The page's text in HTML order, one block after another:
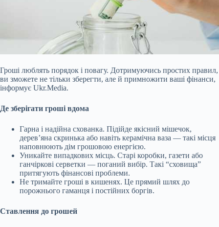
Гроші люблять порядок і повагу. Дотримуючись простих правил,
ви зможете не тільки зберегти, але й примножити ваші фінанси,
інформує Ukr.Media.
Де зберігати гроші вдома
Гарна і надійна схованка. Підійде якісний мішечок,
дерев’яна скринька або навіть керамічна ваза — такі місця
наповнюють дім грошовою енергією.
Уникайте випадкових місць. Старі коробки, газети або
ганчіркові серветки — поганий вибір. Такі “сховища”
притягують фінансові проблеми.
Не тримайте гроші в кишенях. Це прямий шлях до
порожнього гаманця і постійних боргів.
Ставлення до грошей